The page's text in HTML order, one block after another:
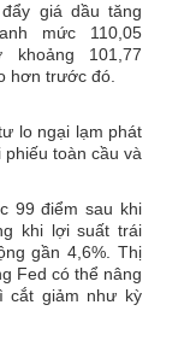
giá dầu tăng
mức 110,05
101,77
hơn trước đó.
lo ngại lạm phát
toàn cầu và
99 điểm sau khi
khi lợi suất trái
gần 4,6%. Thị
Fed có thể nâng
cắt giảm như kỳ